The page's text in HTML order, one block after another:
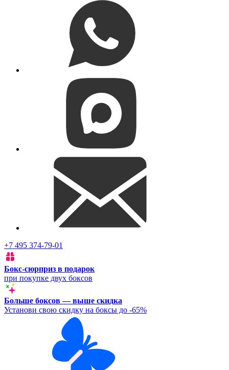
+7 495 374-79-01
Бокс-сюрприз в подарок
при покупке двух боксов
Больше боксов — выше скидка
Установи свою скидку на боксы до -65%